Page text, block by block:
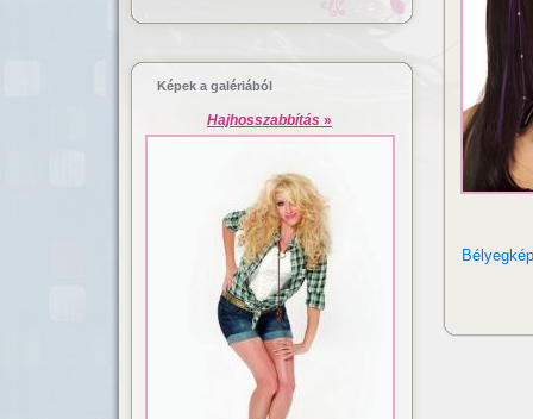
Hajgyógyászat,
Lézeres
dúsítás
Bélyegkép
Képek a galériából
Hajhosszabbítás »